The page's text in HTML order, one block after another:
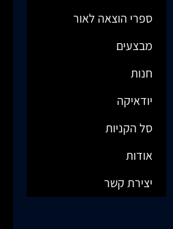
ספרי הוצאה לאור
מבצעים
חנות
יודאיקה
סל הקניות
אודות
יצירת קשר